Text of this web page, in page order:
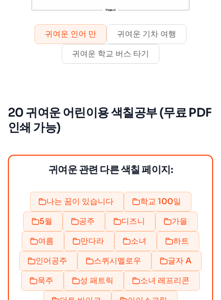
귀여운 인어 만
귀여운 기차 여행
귀여운 학교 버스 타기
20 귀여운 어린이용 색칠공부 (무료 PDF
인쇄 가능)
귀여운 관련 다른 색칠 페이지:
나는 꿈이 있습니다
학교 100일
5월
공주 디즈니
가을
여름
만다라 소녀
하트
인어공주
스퀴시멜로우
글자 A
묵주
성 패트릭
소녀 레프리콘